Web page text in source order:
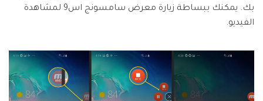
بك. يمكنك ببساطة زيارة معرض سامسونج اس9 لمشاهدة
الفيديو.